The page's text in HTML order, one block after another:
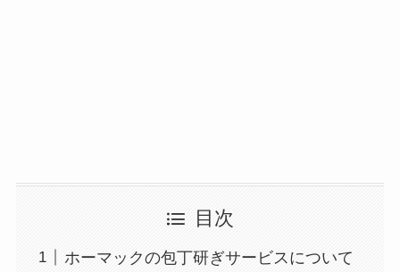
目次
ホーマックの包丁研ぎサービスについて